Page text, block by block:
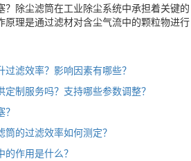
？除尘滤筒在工业除尘系统中承担着关键的
原理是通过滤材对含尘气流中的颗粒物进行
滤效率？影响因素有哪些？
制服务吗？支持哪些参数调整？
的过滤效率如何测定？
作用是什么？